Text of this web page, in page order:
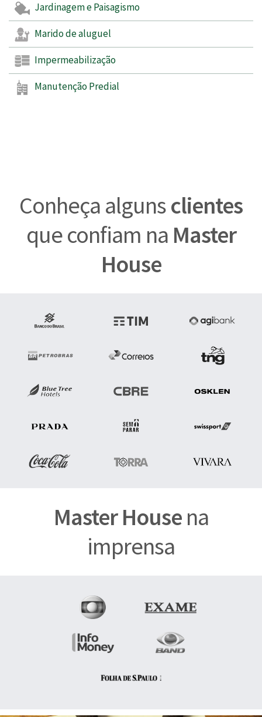
Jardinagem e Paisagismo
Marido de aluguel
Impermeabilização
Manutenção Predial
Conheça algunsclientes
que confiam na Master
House
Master Housena
imprensa